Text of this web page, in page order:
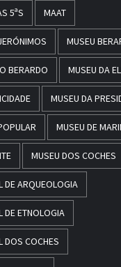
5ªS MAAT
MUSEU
BERARDO MUSEU DA
MUSEU DA
MUSEU DE
MUSEU DOS COCHES
DE ARQUEOLOGIA
DE ETNOLOGIA
DOS COCHES